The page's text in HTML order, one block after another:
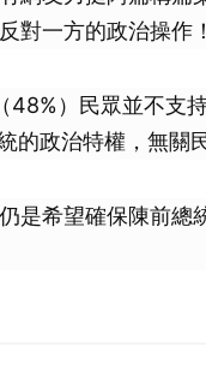
對一方的政治操作
48%）民眾並不支
政治特權，無關民
是希望確保陳前總